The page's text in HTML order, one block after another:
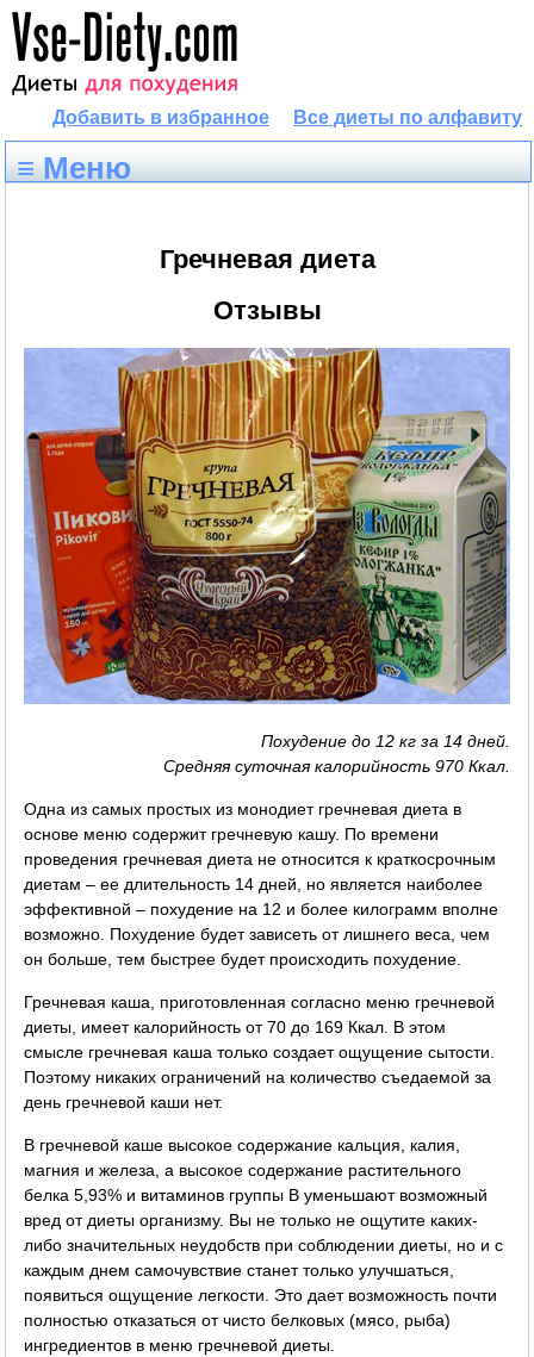
Все диеты по алфавиту
Добавить в избранное
≡ Меню
Гречневая диета
Отзывы
Похудение до 12 кг за 14 дней.
Средняя суточная калорийность 970 Ккал.
Одна из самых простых из монодиет гречневая диета в
основе меню содержит гречневую кашу. По времени
проведения гречневая диета не относится к краткосрочным
диетам – ее длительность 14 дней, но является наиболее
эффективной – похудение на 12 и более килограмм вполне
возможно. Похудение будет зависеть от лишнего веса, чем
он больше, тем быстрее будет происходить похудение.
Гречневая каша, приготовленная согласно меню гречневой
диеты, имеет калорийность от 70 до 169 Ккал. В этом
смысле гречневая каша только создает ощущение сытости.
Поэтому никаких ограничений на количество съедаемой за
день гречневой каши нет.
В гречневой каше высокое содержание кальция, калия,
магния и железа, а высокое содержание растительного
белка 5,93% и витаминов группы B уменьшают возможный
вред от диеты организму. Вы не только не ощутите каких-
либо значительных неудобств при соблюдении диеты, но и с
каждым днем самочувствие станет только улучшаться,
появиться ощущение легкости. Это дает возможность почти
полностью отказаться от чисто белковых (мясо, рыба)
ингредиентов в меню гречневой диеты.